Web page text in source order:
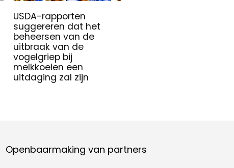
USDA-rapporten
suggereren dat het
beheersen van de
uitbraak van de
vogelgriep bij
melkkoeien een
uitdaging zal zijn
Openbaarmaking van partners